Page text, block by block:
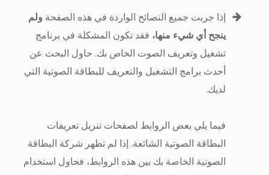
إذا جربت جميع النصائح الواردة في هذه الصفحة ولم
ينجح أي شيء منها، فقد تكون المشكلة في برنامج
تشغيل وتعريف الصوت الخاص بك. حاول البحث عن
أحدث برامج التشغيل والتعريف للبطاقة الصوتية التي
لديك.
فيما يلي بعض الروابط لصفحات تنزيل تعريفات
البطاقة الصوتية الشائعة. إذا لم تظهر شركة البطاقة
الصوتية الخاصة بك بين هذه الروابط، فحاول استخدام